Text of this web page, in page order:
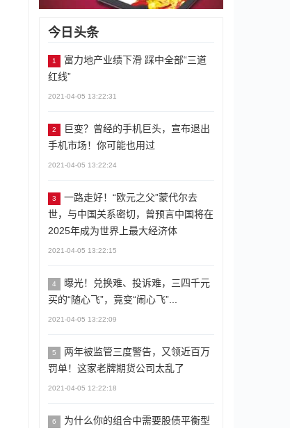
今日头条
1
富力地产业绩下滑 踩中全部“三道
红线”
2021-04-05 13:22:31
2
巨变？曾经的手机巨头，宣布退出
手机市场！你可能也用过
2021-04-05 13:22:24
3
一路走好！“欧元之父”蒙代尔去
世，与中国关系密切，曾预言中国将在
2025年成为世界上最大经济体
2021-04-05 13:22:15
4
曝光！兑换难、投诉难，三四千元
买的“随心飞”，竟变“闹心飞”...
2021-04-05 13:22:09
5
两年被监管三度警告，又领近百万
罚单！这家老牌期货公司太乱了
2021-04-05 12:22:18
6
为什么你的组合中需要股债平衡型